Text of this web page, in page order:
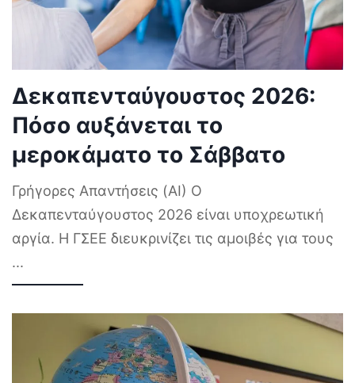
Δεκαπενταύγουστος 2026:
Πόσο αυξάνεται το
μεροκάματο το Σάββατο
Γρήγορες Απαντήσεις (AI) Ο
Δεκαπενταύγουστος 2026 είναι υποχρεωτική
αργία. Η ΓΣΕΕ διευκρινίζει τις αμοιβές για τους
...